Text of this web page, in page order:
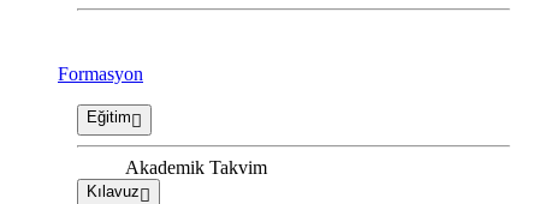
Formasyon
Eğitim
Akademik Takvim
Kılavuz